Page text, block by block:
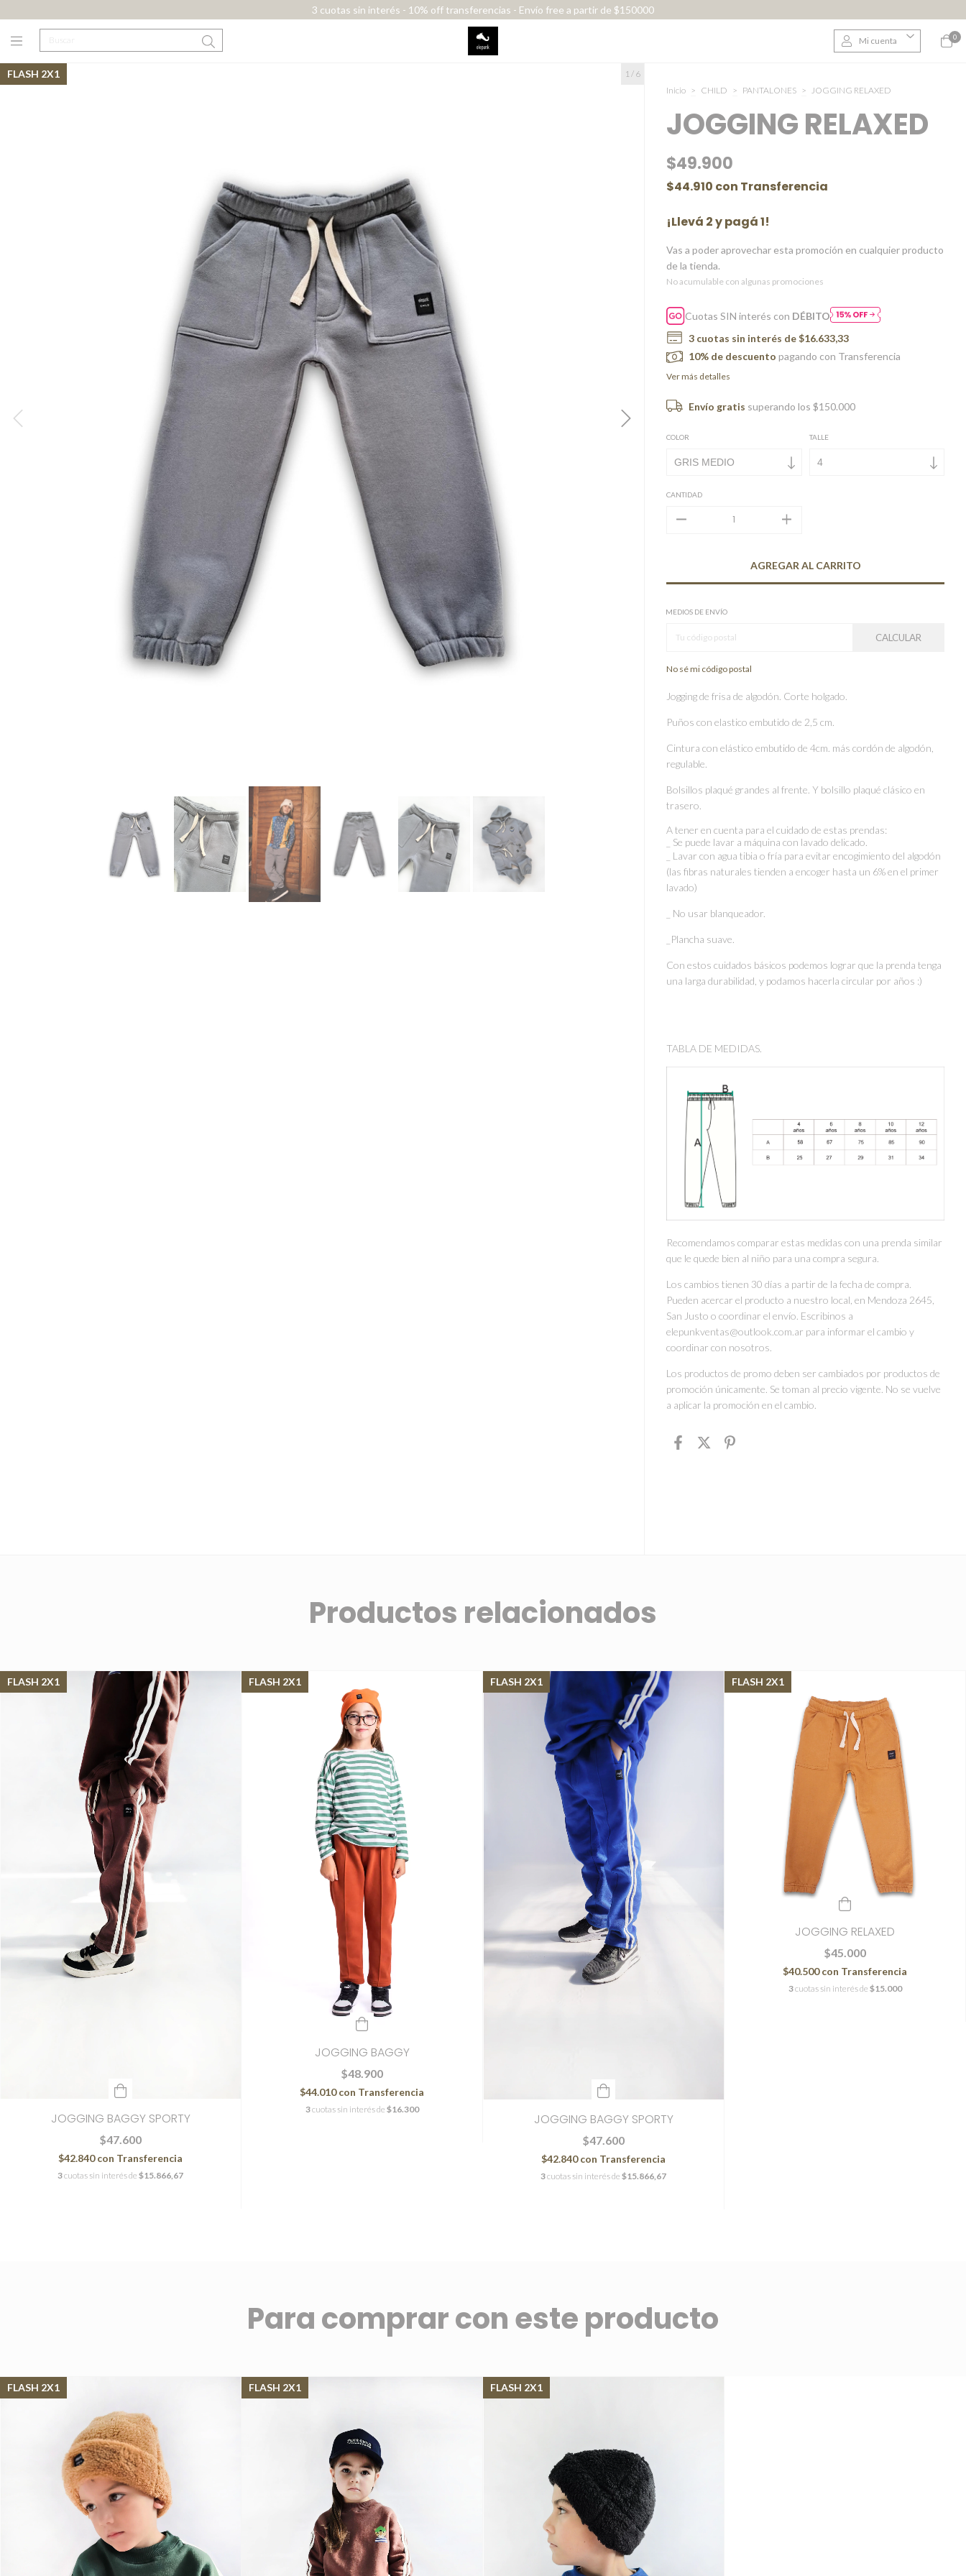
3 cuotas sin interés - 10% off transferencias - Envío free a partir de $150000
Mi cuenta 0
FLASH 2X1 1 / 6
Inicio > CHILD > PANTALONES > JOGGING RELAXED
JOGGING RELAXED
$49.900
$44.910 con Transferencia
¡Llevá 2 y pagá 1!
Vas a poder aprovechar esta promoción en cualquier producto
de la tienda.
No acumulable con algunas promociones
Cuotas SIN interés con DÉBITO
3 cuotas sin interés de$16.633,33
10% de descuento pagando con Transferencia
Ver más detalles
Envío gratis superando los$150.000
COLOR TALLE
CANTIDAD
MEDIOS DE ENVÍO
CALCULAR
No sé mi código postal
Jogging de frisa de algodón. Corte holgado.
Puños con elastico embutido de 2,5 cm.
Cintura con elástico embutido de 4cm. más cordón de algodón,
regulable.
Bolsillos plaqué grandes al frente. Y bolsillo plaqué clásico en
trasero.
A tener en cuenta para el cuidado de estas prendas:
_ Se puede lavar a máquina con lavado delicado.
_ Lavar con agua tibia o fría para evitar encogimiento del algodón
(las fibras naturales tienden a encoger hasta un 6% en el primer
lavado)
_ No usar blanqueador.
_Plancha suave.
Con estos cuidados básicos podemos lograr que la prenda tenga
una larga durabilidad, y podamos hacerla circular por años :)
TABLA DE MEDIDAS.
Recomendamos comparar estas medidas con una prenda similar
que le quede bien al niño para una compra segura.
Los cambios tienen 30 días a partir de la fecha de compra.
Pueden acercar el producto a nuestro local, en Mendoza 2645,
San Justo o coordinar el envío. Escribinos a
elepunkventas@outlook.com.ar para informar el cambio y
coordinar con nosotros.
Los productos de promo deben ser cambiados por productos de
promoción únicamente. Se toman al precio vigente. No se vuelve
a aplicar la promoción en el cambio.
Productos relacionados
FLASH 2X1
JOGGING BAGGY SPORTY
$47.600
$42.840con Transferencia
3cuotas sin interés de $15.866,67
FLASH 2X1
JOGGING BAGGY
$48.900
$44.010con Transferencia
3cuotas sin interés de $16.300
FLASH 2X1
JOGGING BAGGY SPORTY
$47.600
$42.840con Transferencia
3cuotas sin interés de $15.866,67
FLASH 2X1
JOGGING RELAXED
$45.000
$40.500con Transferencia
3cuotas sin interés de $15.000
Para comprar con este producto
FLASH 2X1 FLASH 2X1 FLASH 2X1